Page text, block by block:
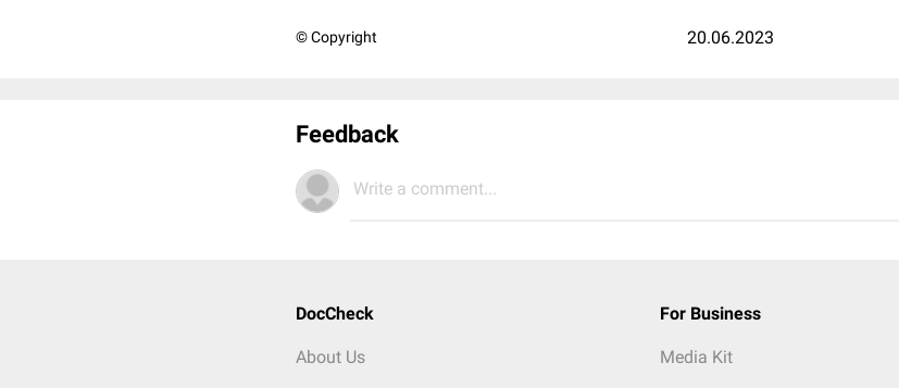
© Copyright 20.06.2023
Feedback
Write a comment...
DocCheck
About Us
For Business
Media Kit